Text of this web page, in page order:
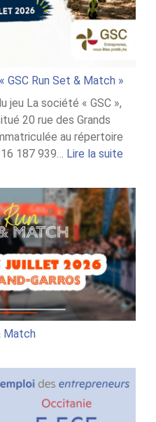
GSC Run Set & Match »
jeu La société « GSC »,
20 rue des Grands
au répertoire
187 939… Lire la suite:
jeu
« GSC
Run
Set
&
Match
Match